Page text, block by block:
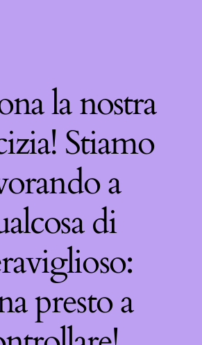
la nostra
Stiamo
a
di
presto a